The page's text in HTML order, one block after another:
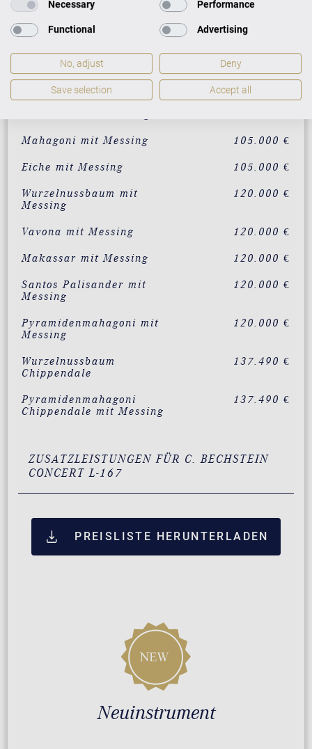
Schwarz mit Messing
RAL-Farben
Weiß mit Messing 95.000 €
Mahagoni mit Messing 105.000 €
Eiche mit Messing 105.000 €
Wurzelnussbaum mit
Messing
120.000 €
Vavona mit Messing 120.000 €
Makassar mit Messing 120.000 €
Santos Palisander mit
Messing
120.000 €
Pyramidenmahagoni mit
Messing
120.000 €
Wurzelnussbaum
Chippendale
137.490 €
Pyramidenmahagoni
Chippendale mit Messing
137.490 €
ZUSATZLEISTUNGEN FÜR C. BECHSTEIN
CONCERT L-167
PREISLISTE HERUNTERLADEN
Neuinstrument
Necessary Performance
Functional Advertising
No, adjust Deny
Save selection Accept all